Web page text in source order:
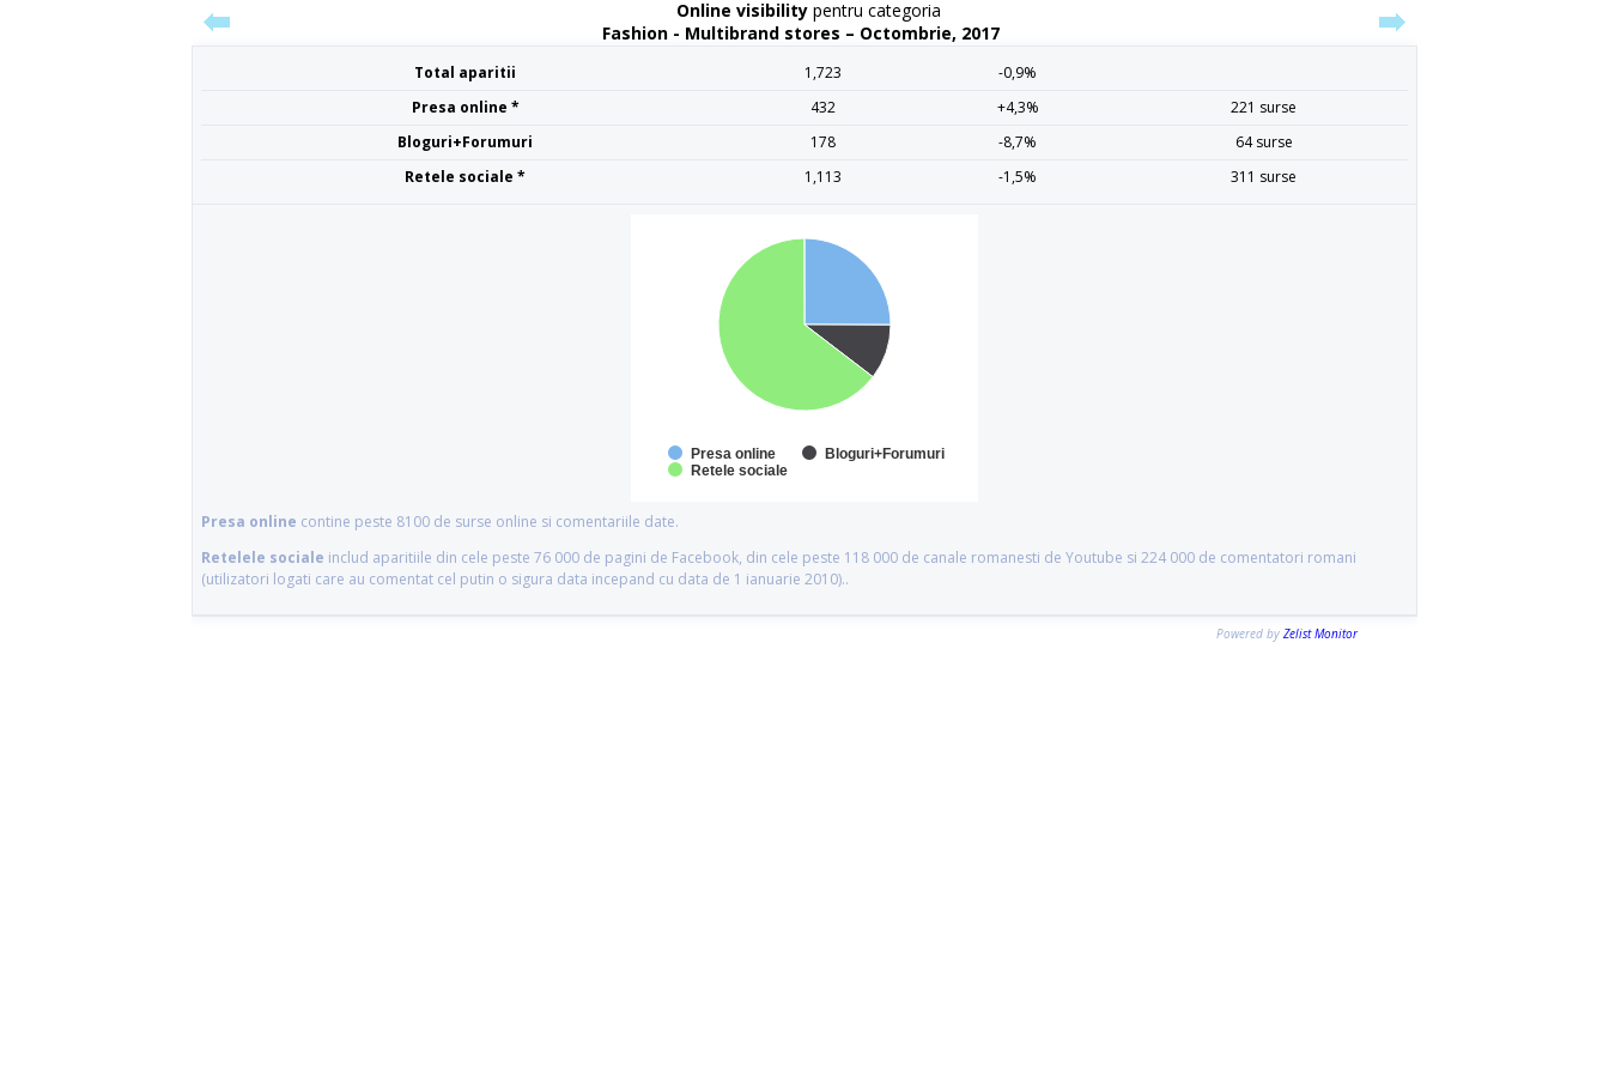
Online visibilitypentru categoria
Fashion - Multibrand stores – Octombrie, 2017
Total aparitii 1,723
-0,9%
Presa online *
432 +4,3%
221 surse
Bloguri+Forumuri
178 -8,7%
64 surse
Retele sociale *
1,113 -1,5% 311 surse
Presa online
Bloguri+Forumuri
Retele sociale
Presa online contine peste 8100 de surse online si comentariile date.
Retelele sociale includ aparitiile din cele peste 76 000 de pagini de Facebook, din cele peste 118 000 de canale romanesti de Youtube si 224 000 de comentatori romani
(utilizatori logati care au comentat cel putin o sigura data incepand cu data de 1 ianuarie 2010)..
Powered by Zelist Monitor